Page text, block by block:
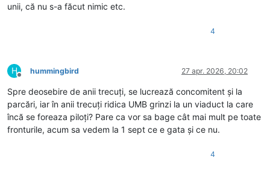
unii, că nu s-a făcut nimic etc.
4
H
Deconectat
hummingbird 27 apr. 2026, 20:02
Spre deosebire de anii trecuți, se lucrează concomitent și la
parcări, iar în anii trecuți ridica UMB grinzi la un viaduct la care
încă se foreaza piloți? Pare ca vor sa bage cât mai mult pe toate
fronturile, acum sa vedem la 1 sept ce e gata și ce nu.
4